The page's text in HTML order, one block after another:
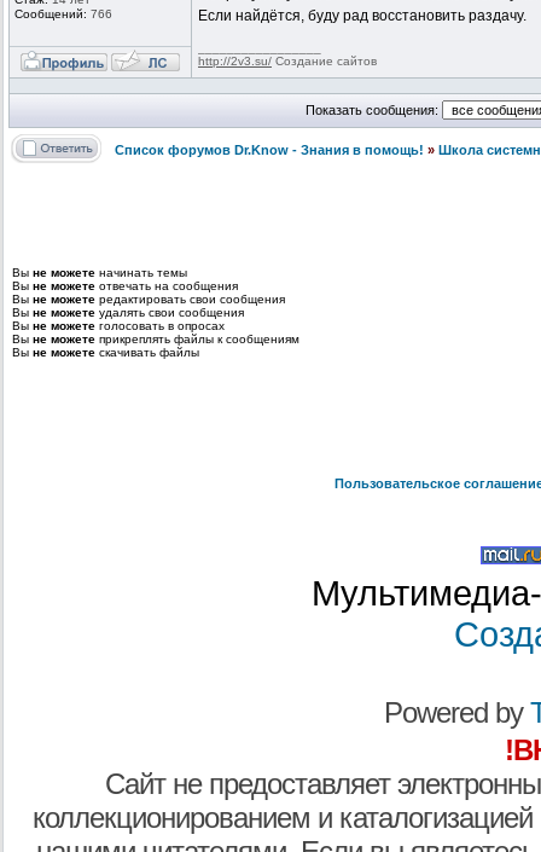
Сообщений: 766
Если найдётся, буду рад восстановить раздачу.
http://2v3.su/ Создание сайтов
Показать сообщения:
Список форумов Dr.Know - Знания в помощь! » Школа
Вы не можете начинать темы
Вы не можете отвечать на сообщения
Вы не можете редактировать свои сообщения
Вы не можете удалять свои сообщения
Вы не можете голосовать в опросах
Вы не можете прикреплять файлы к сообщениям
Вы не можете скачивать файлы
Пользовательское
Powered by
Сайт не предоставляет
коллекционированием и